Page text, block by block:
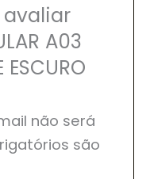
avaliar
A03
ESCURO
não será
são